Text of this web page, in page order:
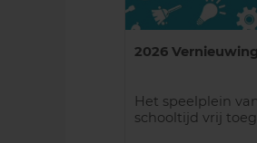
2026
Het speelplein
schooltijd vrij